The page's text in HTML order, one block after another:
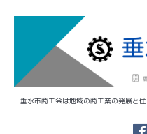
垂水市商工会は地域の商工業の発展と